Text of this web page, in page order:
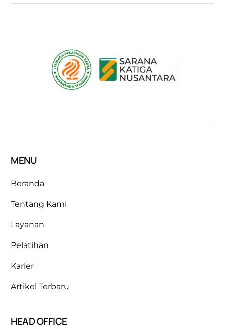
MENU
Beranda
Tentang Kami
Layanan
Pelatihan
Karier
Artikel Terbaru
HEAD OFFICE